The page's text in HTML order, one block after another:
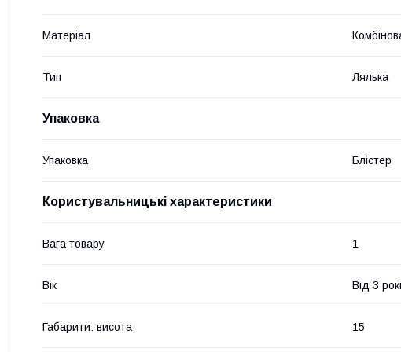
Матеріал
Тип Лялька
Упаковка
Упаковка Блістер
Користувальницькі характеристики
Вага товару 1
Вік Від 3
Габарити: висота 15